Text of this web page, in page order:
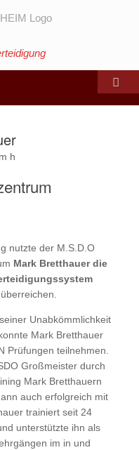
m h
nutzte der M.S.D.O
Mark Bretthauer die
Unabkömmlichkeit
Mark Bretthauer
Prüfungen teilnehmen.
Großmeister durch
Mark Bretthauern
auch erfolgreich mit
trainiert seit 24
unterstützte ihn als
im in und